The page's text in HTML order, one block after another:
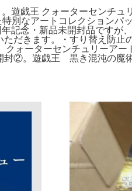
遊戯王 クォーターセンチ
別なアートコレクションパ
記念・新品未開封品です
だきます。・すり替え防止
クォーターセンチュリー
②。遊戯王 黒き混沌の魔